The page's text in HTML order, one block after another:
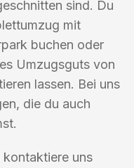
sind. Du
mit
buchen oder
Umzugsguts von
lassen. Bei uns
die du auch
uns